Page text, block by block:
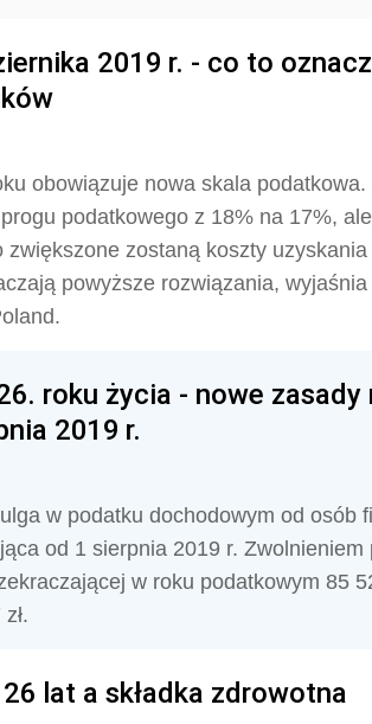
2019 r. - co to
obowiązuje nowa skala
podatkowego z 18% na 17%,
zostaną koszty
powyższe rozwiązania,
roku życia - nowe zasady
2019 r.
w podatku dochodowym od osób
od 1 sierpnia 2019 r.
w roku podatkowym 85
lat a składka zdrowotna